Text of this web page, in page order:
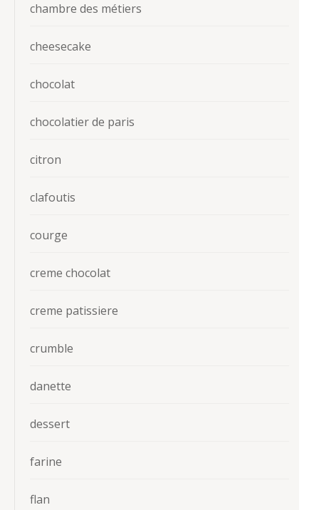
chambre des métiers
cheesecake
chocolat
chocolatier de paris
citron
clafoutis
courge
creme chocolat
creme patissiere
crumble
danette
dessert
farine
flan